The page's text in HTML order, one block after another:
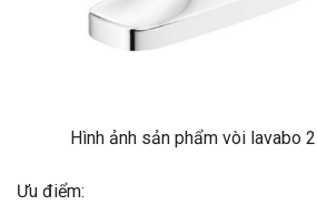
Hình ảnh sản phẩm vòi lavabo
Ưu điểm: